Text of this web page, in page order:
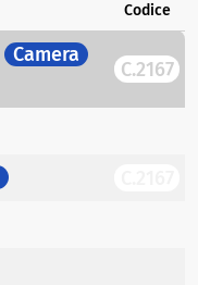
Codice
Camera
C.2167